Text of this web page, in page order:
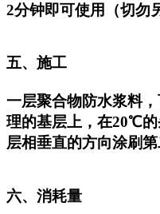
2分钟即可使用（切勿
五、施工
一层聚合物防水浆料
理的基层上，在20℃
层相垂直的方向涂刷第
六、消耗量